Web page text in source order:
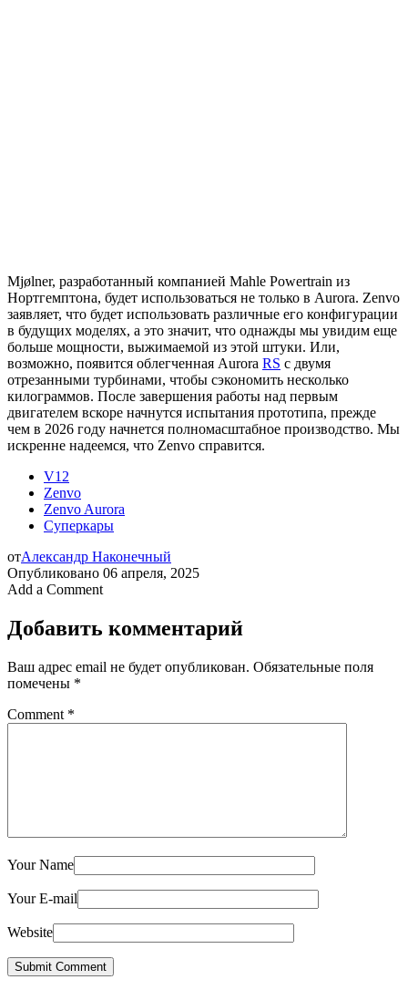
Mjølner, разработанный компанией Mahle Powertrain из
Нортгемптона, будет использоваться не только в Aurora. Zenvo
заявляет, что будет использовать различные его конфигурации
в будущих моделях, а это значит, что однажды мы увидим еще
больше мощности, выжимаемой из этой штуки. Или,
возможно, появится облегченная Aurora RS с двумя
отрезанными турбинами, чтобы сэкономить несколько
килограммов. После завершения работы над первым
двигателем вскоре начнутся испытания прототипа, прежде
чем в 2026 году начнется полномасштабное производство. Мы
искренне надеемся, что Zenvo справится.
V12
Zenvo
Zenvo Aurora
Суперкары
отАлександр Наконечный
Опубликовано 06 апреля, 2025
Add a Comment
Добавить комментарий
Ваш адрес email не будет опубликован. Обязательные поля
помечены *
Comment *
Your Name
Your E-mail
Website
Submit Comment